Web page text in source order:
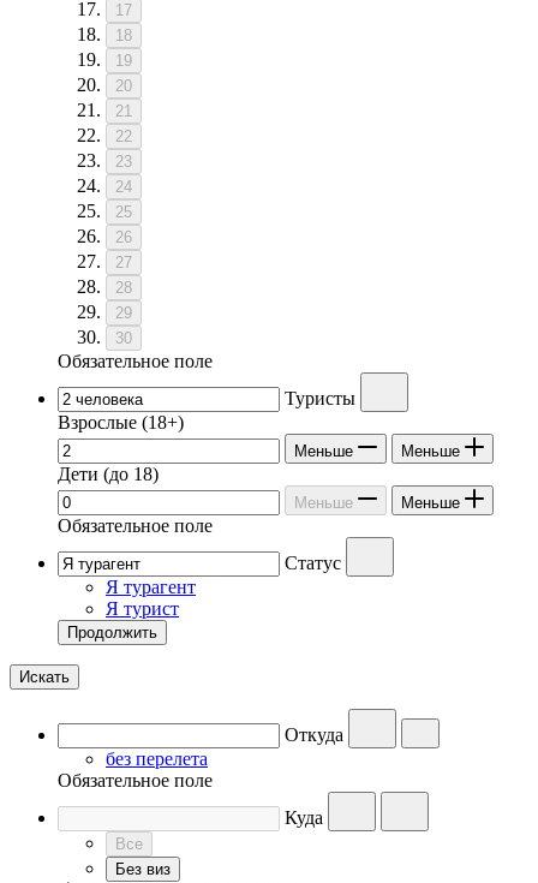
17
18
19
20
21
22
23
24
25
26
27
28
29
30
Обязательное поле
Туристы
Взрослые (18+)
Меньше Меньше
Дети (до 18)
Меньше Меньше
Обязательное поле
Статус
Я турагент
Я турист
Продолжить
Искать
Откуда
без перелета
Обязательное поле
Куда
Все
Без виз